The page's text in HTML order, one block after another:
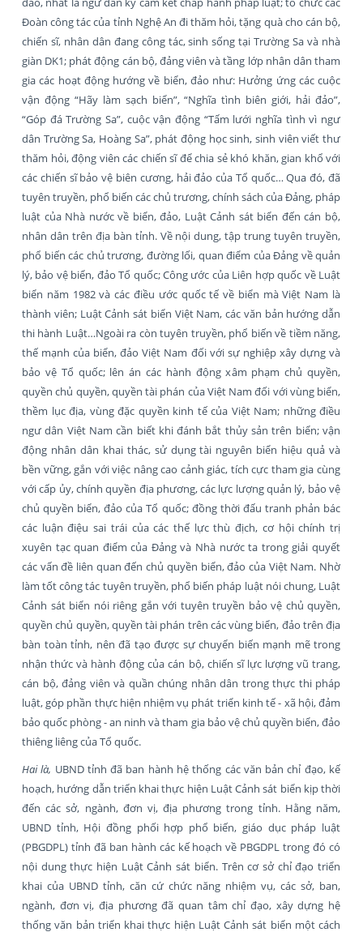
Đoàn công tác của tỉnh Nghệ An đi thăm hỏi, tặng quà cho cán bộ,
chiến sĩ, nhân dân đang công tác, sinh sống tại Trường Sa và nhà
giàn DK1; phát động cán bộ, đảng viên và tầng lớp nhân dân tham
gia các hoạt động hướng về biển, đảo như: Hưởng ứng các cuộc
vận động “Hãy làm sạch biển”, “Nghĩa tình biên giới, hải đảo”,
“Góp đá Trường Sa”, cuộc vận động “Tấm lưới nghĩa tình vì ngư
dân Trường Sa, Hoàng Sa”, phát động học sinh, sinh viên viết thư
thăm hỏi, động viên các chiến sĩ để chia sẻ khó khăn, gian khổ với
các chiến sĩ bảo vệ biên cương, hải đảo của Tổ quốc… Qua đó, đã
tuyên truyền, phổ biến các chủ trương, chính sách của Đảng, pháp
luật của Nhà nước về biển, đảo, Luật Cảnh sát biển đến cán bộ,
nhân dân trên địa bàn tỉnh. Về nội dung, tập trung tuyên truyền,
phổ biến các chủ trương, đường lối, quan điểm của Đảng về quản
lý, bảo vệ biển, đảo Tổ quốc; Công ước của Liên hợp quốc về Luật
biển năm 1982 và các điều ước quốc tế về biển mà Việt Nam là
thành viên; Luật Cảnh sát biển Việt Nam, các văn bản hướng dẫn
thi hành Luật…Ngoài ra còn tuyên truyền, phổ biến về tiềm năng,
thế mạnh của biển, đảo Việt Nam đối với sự nghiệp xây dựng và
bảo vệ Tổ quốc; lên án các hành động xâm phạm chủ quyền,
quyền chủ quyền, quyền tài phán của Việt Nam đối với vùng biển,
thềm lục địa, vùng đặc quyền kinh tế của Việt Nam; những điều
ngư dân Việt Nam cần biết khi đánh bắt thủy sản trên biển; vận
động nhân dân khai thác, sử dụng tài nguyên biển hiệu quả và
bền vững, gắn với việc nâng cao cảnh giác, tích cực tham gia cùng
với cấp ủy, chính quyền địa phương, các lực lượng quản lý, bảo vệ
chủ quyền biển, đảo của Tổ quốc; đồng thời đấu tranh phản bác
các luận điệu sai trái của các thế lực thù địch, cơ hội chính trị
xuyên tạc quan điểm của Đảng và Nhà nước ta trong giải quyết
các vấn đề liên quan đến chủ quyền biển, đảo của Việt Nam. Nhờ
làm tốt công tác tuyên truyền, phổ biến pháp luật nói chung, Luật
Cảnh sát biển nói riêng gắn với tuyên truyền bảo vệ chủ quyền,
quyền chủ quyền, quyền tài phán trên các vùng biển, đảo trên địa
bàn toàn tỉnh, nên đã tạo được sự chuyển biến mạnh mẽ trong
nhận thức và hành động của cán bộ, chiến sĩ lực lượng vũ trang,
cán bộ, đảng viên và quần chúng nhân dân trong thực thi pháp
luật, góp phần thực hiện nhiệm vụ phát triển kinh tế - xã hội, đảm
bảo quốc phòng - an ninh và tham gia bảo vệ chủ quyền biển, đảo
thiêng liêng của Tổ quốc.
Hai là, UBND tỉnh đã ban hành hệ thống các văn bản chỉ đạo, kế
hoạch, hướng dẫn triển khai thực hiện Luật Cảnh sát biển kịp thời
đến các sở, ngành, đơn vị, địa phương trong tỉnh. Hằng năm,
UBND tỉnh, Hội đồng phối hợp phổ biến, giáo dục pháp luật
(PBGDPL) tỉnh đã ban hành các kế hoạch về PBGDPL trong đó có
nội dung thực hiện Luật Cảnh sát biển. Trên cơ sở chỉ đạo triển
khai của UBND tỉnh, căn cứ chức năng nhiệm vụ, các sở, ban,
ngành, đơn vị, địa phương đã quan tâm chỉ đạo, xây dựng hệ
thống văn bản triển khai thực hiện Luật Cảnh sát biển một cách